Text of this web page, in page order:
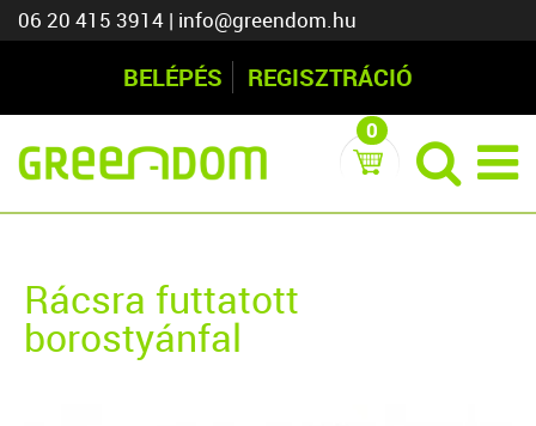
06 20 415 3914 | info@greendom.hu
BELÉPÉS REGISZTRÁCIÓ
0
Rácsra futtatott
borostyánfal